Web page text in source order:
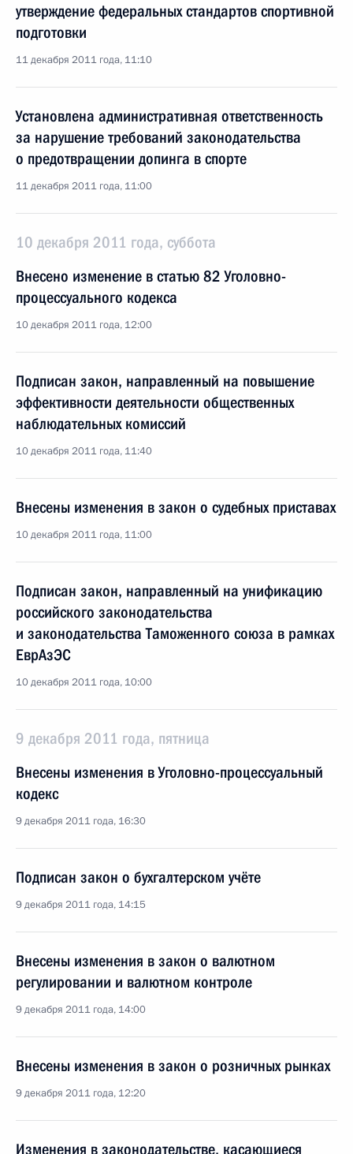
утверждение федеральных стандартов спортивной
подготовки
11 декабря 2011 года, 11:10
Установлена административная ответственность
за нарушение требований законодательства
о предотвращении допинга в спорте
11 декабря 2011 года, 11:00
10 декабря 2011 года, суббота
Внесено изменение в статью 82 Уголовно-
процессуального кодекса
10 декабря 2011 года, 12:00
Подписан закон, направленный на повышение
эффективности деятельности общественных
наблюдательных комиссий
10 декабря 2011 года, 11:40
Внесены изменения в закон о судебных приставах
10 декабря 2011 года, 11:00
Подписан закон, направленный на унификацию
российского законодательства
и законодательства Таможенного союза в рамках
ЕврАзЭС
10 декабря 2011 года, 10:00
9 декабря 2011 года, пятница
Внесены изменения в Уголовно-процессуальный
кодекс
9 декабря 2011 года, 16:30
Подписан закон о бухгалтерском учёте
9 декабря 2011 года, 14:15
Внесены изменения в закон о валютном
регулировании и валютном контроле
9 декабря 2011 года, 14:00
Внесены изменения в закон о розничных рынках
9 декабря 2011 года, 12:20
Изменения в законодательстве, касающиеся